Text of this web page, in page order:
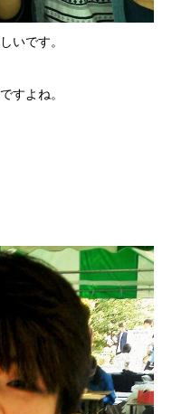
いです。
すよね。